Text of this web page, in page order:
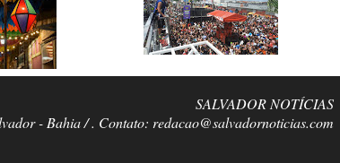
SALVADOR NOTÍCIAS
- Bahia / . Contato: redacao@salvadornoticias.com